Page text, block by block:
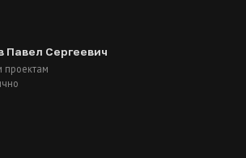
Павел Сергеевич
проектам